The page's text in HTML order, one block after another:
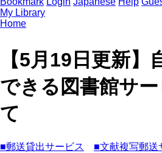
My Library
Home
【5月19日更新】
できる図書館サ
て
■郵送貸出サービス ■文献複写郵送